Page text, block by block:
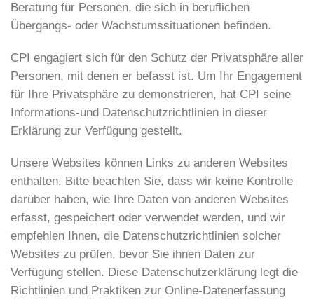
Beratung für Personen, die sich in beruflichen
Übergangs- oder Wachstumssituationen befinden.
CPI engagiert sich für den Schutz der Privatsphäre aller
Personen, mit denen er befasst ist. Um Ihr Engagement
für Ihre Privatsphäre zu demonstrieren, hat CPI seine
Informations-und Datenschutzrichtlinien in dieser
Erklärung zur Verfügung gestellt.
Unsere Websites können Links zu anderen Websites
enthalten. Bitte beachten Sie, dass wir keine Kontrolle
darüber haben, wie Ihre Daten von anderen Websites
erfasst, gespeichert oder verwendet werden, und wir
empfehlen Ihnen, die Datenschutzrichtlinien solcher
Websites zu prüfen, bevor Sie ihnen Daten zur
Verfügung stellen. Diese Datenschutzerklärung legt die
Richtlinien und Praktiken zur Online-Datenerfassung